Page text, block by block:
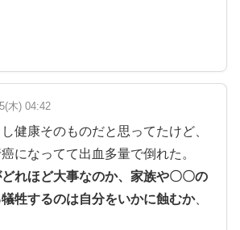
木) 04:42
健康そのものだと思ってたけど、
になってて出血多量で倒れた。
れほど大事なのか、家族や〇〇の
牲するのは自分をいかに蝕むか、